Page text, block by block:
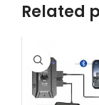
Related